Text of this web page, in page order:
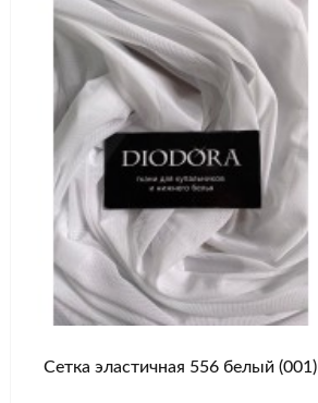
Сетка эластичная 556 белый (001)